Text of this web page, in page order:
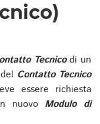
Tecnicodi un
Contatto Tecnico
essere richiesta
nuovo Modulo di